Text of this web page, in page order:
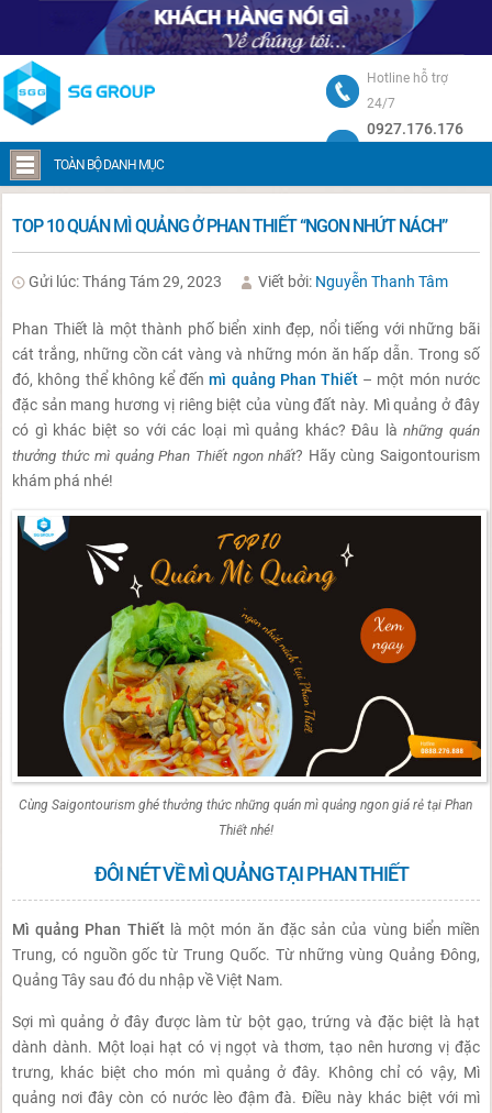
Hotline hỗ trợ
24/7
0927.176.176
TOÀN BỘ DANH MỤC
Trang chủ
TOP 10 QUÁN MÌ QUẢNG Ở PHAN THIẾT “NGON NHỨT NÁCH”
Gửi lúc: Tháng Tám 29, 2023 Viết bởi: Nguyễn Thanh Tâm
Phan Thiết là một thành phố biển xinh đẹp, nổi tiếng với những bãi
cát trắng, những cồn cát vàng và những món ăn hấp dẫn. Trong số
đó, không thể không kể đếnmì quảng Phan Thiết – một món nước
đặc sản mang hương vị riêng biệt của vùng đất này. Mì quảng ở đây
có gì khác biệt so với các loại mì quảng khác? Đâu lànhững quán
thưởng thức mì quảng Phan Thiết ngon nhất? Hãy cùng Saigontourism
khám phá nhé!
Cùng Saigontourism ghé thưởng thức những quán mì quảng ngon giá rẻ tại Phan
Thiết nhé!
ĐÔI NÉT VỀ MÌ QUẢNG TẠI PHAN THIẾT
Mì quảng Phan Thiếtlà một món ăn đặc sản của vùng biển miền
Trung, có nguồn gốc từ Trung Quốc. Từ những vùng Quảng Đông,
Quảng Tây sau đó du nhập về Việt Nam.
Sợi mì quảng ở đây được làm từ bột gạo, trứng và đặc biệt là hạt
dành dành. Một loại hạt có vị ngọt và thơm, tạo nên hương vị đặc
trưng, khác biệt cho món mì quảng ở đây. Không chỉ có vậy, Mì
quảng nơi đây còn có nước lèo đậm đà. Điều này khác biệt với mì